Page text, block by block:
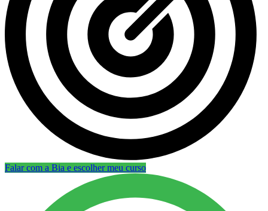
Falar com a Bia e escolher meu curso